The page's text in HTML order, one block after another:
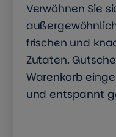
Verwöhnen Sie
frischen und
Zutaten.
Warenkorb
und entspannt